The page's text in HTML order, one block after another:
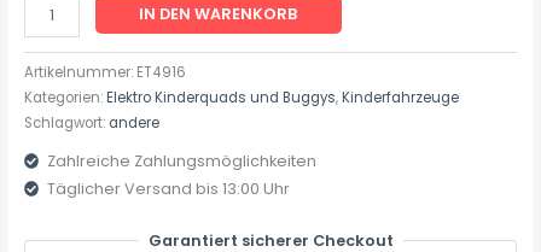
IN DEN WARENKORB
Artikelnummer: ET4916
Kategorien:Elektro Kinderquads und Buggys,Kinderfahrzeuge
Schlagwort: andere
Zahlreiche Zahlungsmöglichkeiten
Täglicher Versand bis 13:00 Uhr
Garantiert sicherer Checkout